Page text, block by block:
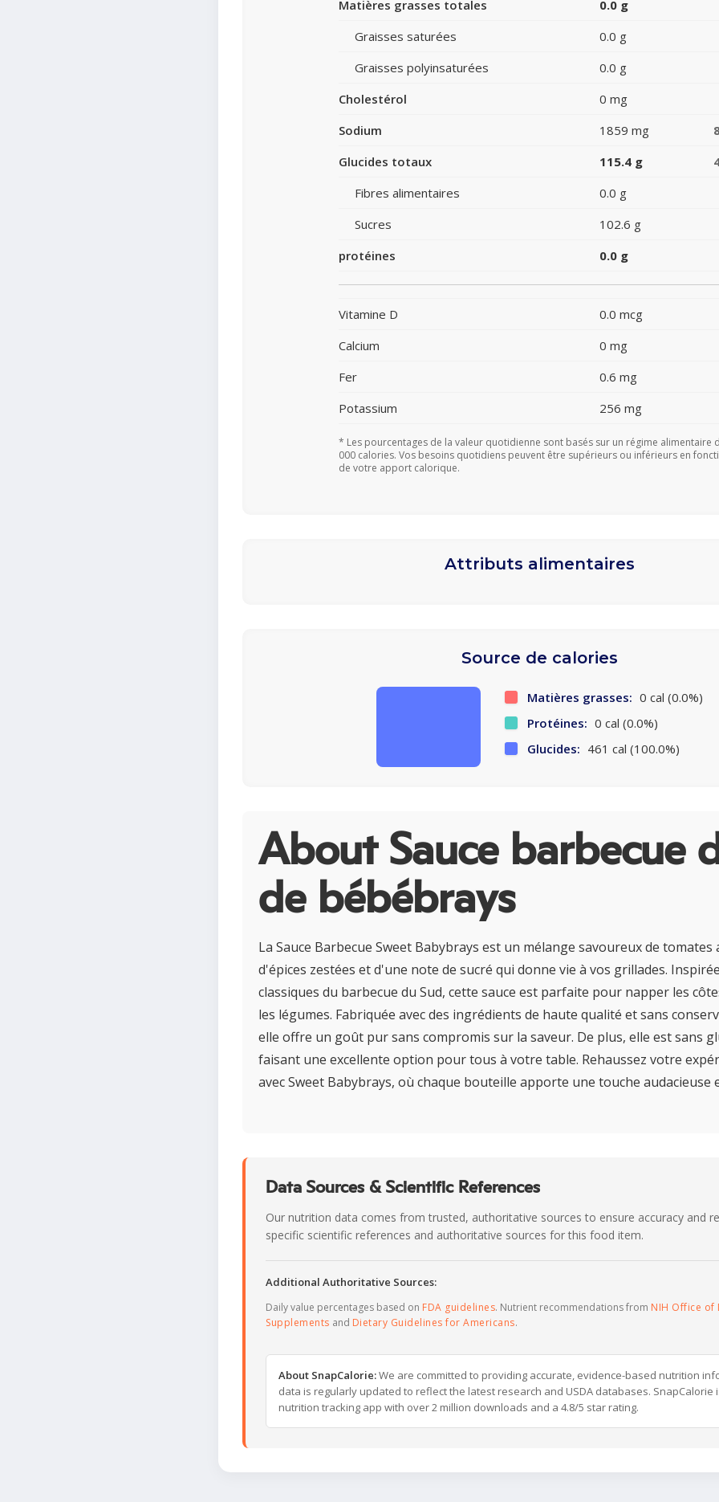
Matières grasses totales 0.0 g
Graisses saturées
0.0 g
Graisses polyinsaturées
0.0 g
Cholestérol
0 mg
Sodium
1859 mg
Glucides totaux
115.4 g
Fibres alimentaires
0.0 g
Sucres
102.6 g
protéines
0.0 g
Vitamine D 0.0 mcg
Calcium
0 mg
Fer
0.6 mg
Potassium
256 mg
* Les pourcentages de la valeur quotidienne sont basés sur un régime alimentaire
000 calories. Vos besoins quotidiens peuvent être supérieurs ou inférieurs en
de votre apport calorique.
Attributs alimentaires
Source de calories
Matières grasses: 0 cal (0.0%)
Protéines: 0 cal (0.0%)
Glucides: 461 cal (100.0%)
About Sauce barbecue
de bébébrays
La Sauce Barbecue Sweet Babybrays est un mélange savoureux de tomates
d'épices zestées et d'une note de sucré qui donne vie à vos grillades.
classiques du barbecue du Sud, cette sauce est parfaite pour napper les
les légumes. Fabriquée avec des ingrédients de haute qualité et sans
elle offre un goût pur sans compromis sur la saveur. De plus, elle est sans
faisant une excellente option pour tous à votre table. Rehaussez votre
avec Sweet Babybrays, où chaque bouteille apporte une touche audacieuse
Data Sources & Scientific References
Our nutrition data comes from trusted, authoritative sources to ensure accuracy and
specific scientific references and authoritative sources for this food item.
Additional Authoritative Sources:
Daily value percentages based on FDA guidelines. Nutrient recommendations from NIH Office of
Supplements and Dietary Guidelines for Americans.
About SnapCalorie:We are committed to providing accurate, evidence-based nutrition
data is regularly updated to reflect the latest research and USDA databases. SnapCalorie
nutrition tracking app with over 2 million downloads and a 4.8/5 star rating.